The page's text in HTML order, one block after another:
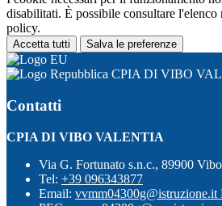
disabilitati. È possibile consultare
policy.
Accetta tutti Salva le preferenze
CPIA DI VIBO
Contatti
CPIA DI VIBO VALENTIA
Via G. Fortunato s.n.c., 89900
Tel: +39 096343877
Email: vvmm04300g@istruzione.it